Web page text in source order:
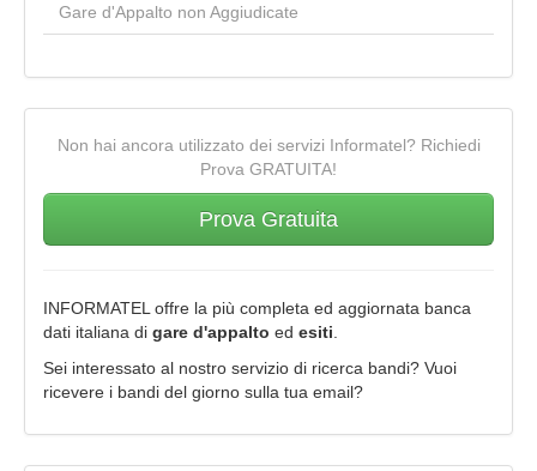
Gare d'Appalto non Aggiudicate
Non hai ancora utilizzato dei servizi Informatel? Richiedi
Prova GRATUITA!
Prova Gratuita
INFORMATEL offre la più completa ed aggiornata banca
dati italiana di gare d'appalto ed esiti
Sei interessato al nostro servizio di ricerca bandi? Vuoi
ricevere i bandi del giorno sulla tua email?